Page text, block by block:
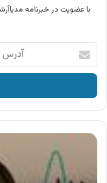
با عضویت در خبرنامه
آدرس
ایمیل
خود
وارد
کنید
آگهی